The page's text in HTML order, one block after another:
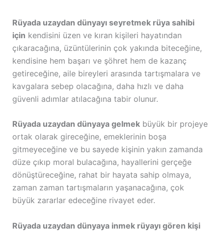
Rüyada uzaydan dünyayı seyretmek rüya sahibi
için kendisini üzen ve kıran kişileri hayatından
çıkaracağına, üzüntülerinin çok yakında biteceğine,
kendisine hem başarı ve şöhret hem de kazanç
getireceğine, aile bireyleri arasında tartışmalara ve
kavgalara sebep olacağına, daha hızlı ve daha
güvenli adımlar atılacağına tabir olunur.
Rüyada uzaydan dünyaya gelmekbüyük bir projeye
ortak olarak gireceğine, emeklerinin boşa
gitmeyeceğine ve bu sayede kişinin yakın zamanda
düze çıkıp moral bulacağına, hayallerini gerçeğe
dönüştüreceğine, rahat bir hayata sahip olmaya,
zaman zaman tartışmaların yaşanacağına, çok
büyük zararlar edeceğine rivayet eder.
Rüyada uzaydan dünyaya inmek rüyayı gören kişi